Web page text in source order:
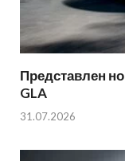
Представлен
GLA
31.07.2026